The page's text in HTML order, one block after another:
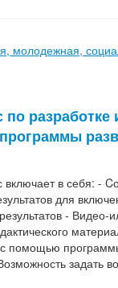
молодежная,
разработке
в себя: -
для
-
задать